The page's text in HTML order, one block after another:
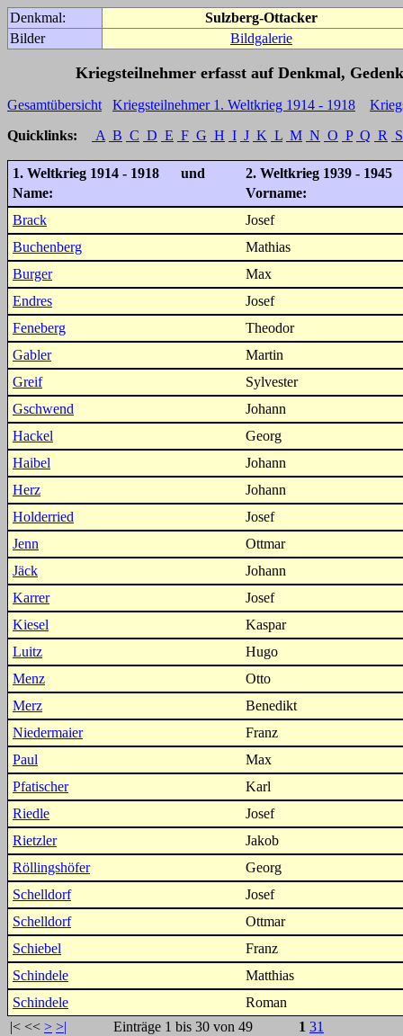
Denkmal:
Sulzberg-Ottacker
Bilder
Bildgalerie
Kriegsteilnehmer erfasst auf Denkmal,
Gesamtübersicht Kriegsteilnehmer 1. Weltkrieg 1914 - 1918
Quicklinks:
A B C D E F G H I J K L M N O P Q R S
1. Weltkrieg 1914 - 1918 und
2. Weltkrieg 1939 - 1945
Name:
Vorname:
Brack
Josef
Buchenberg
Mathias
Burger
Max
Endres
Josef
Feneberg
Theodor
Gabler
Martin
Greif
Sylvester
Gschwend
Johann
Hackel
Georg
Haibel
Johann
Herz
Johann
Holderried
Josef
Jenn
Ottmar
Jäck
Johann
Karrer
Josef
Kiesel
Kaspar
Luitz
Hugo
Menz
Otto
Merz
Benedikt
Niedermaier
Franz
Paul
Max
Pfatischer
Karl
Riedle
Josef
Rietzler
Jakob
Röllingshöfer
Georg
Schelldorf
Josef
Schelldorf
Ottmar
Schiebel
Franz
Schindele
Matthias
Schindele
Roman
|< << > >| Einträge 1 bis 30 von 49 1 31